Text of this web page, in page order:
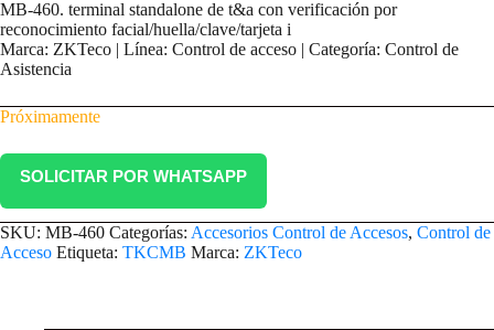
MB-460. terminal standalone de t&a con verificación por
reconocimiento facial/huella/clave/tarjeta i
Marca: ZKTeco | Línea: Control de acceso | Categoría: Control de
Asistencia
Próximamente
SOLICITAR POR WHATSAPP
SKU: MB-460 Categorías: Accesorios Control de Accesos, Control de
Acceso Etiqueta: TKCMB Marca: ZKTeco